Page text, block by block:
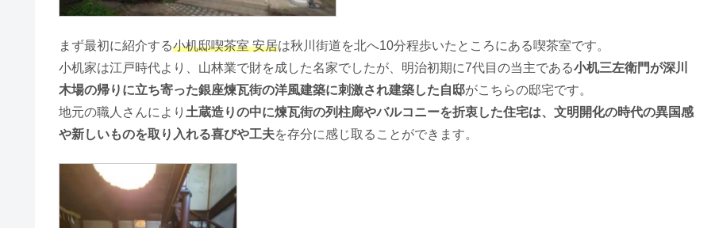
まず最初に紹介する小机邸喫茶室 安居は秋川街道を北へ10分程歩いたところにある喫茶室です。
小机家は江戸時代より、山林業で財を成した名家でしたが、明治初期に7代目の当主である小机三左衛門が深川
木場の帰りに立ち寄った銀座煉瓦街の洋風建築に刺激され建築した自邸がこちらの邸宅です。
地元の職人さんにより 土蔵造りの中に煉瓦街の列柱廊やバルコニーを折衷した住宅は、文明開化の時代の異国感
や新しいものを取り入れる喜びや工夫を存分に感じ取ることができます。